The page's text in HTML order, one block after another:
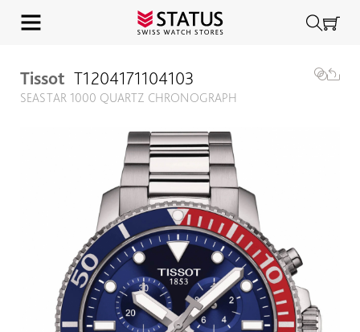
Tissot T1204171104103
SEASTAR 1000 QUARTZ CHRONOGRAPH